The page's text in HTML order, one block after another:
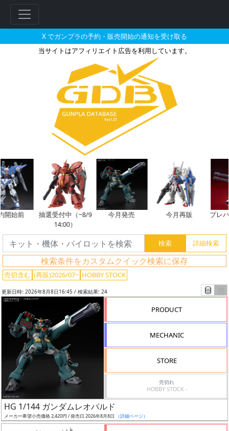
X でガンプラの予約・販売開始の通知を受け取る
当サイトはアフィリエイト広告を利用しています。
HOBBY STOCKで2026年07月に
前
抽選受付中（~8/9
14:00）
今月発売 今月再販 プレバン
検索条件をカスタムクイック検索に保存
売切含む (再販)2026/07~ HOBBY STOCK
フ
リ
ー
更新日時: 2026年8月8日16:45 / 検索結果: 24
PRODUCT
MECHANIC
STORE
売切れ
HOBBY STOCK -
HG 1/144 ガンダムレオパルド
メーカー希望小売価格 2,420円 / 発売日 2026年8月8日 （詳細ページ）